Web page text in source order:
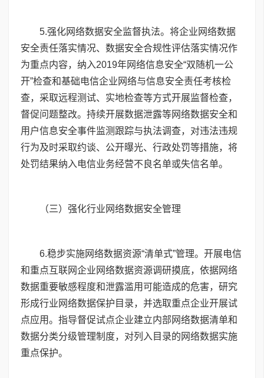
5.强化网络数据安全监督执法。将企业网络数据
安全责任落实情况、数据安全合规性评估落实情况作
为重点内容，纳入2019年网络信息安全“双随机一公
开”检查和基础电信企业网络与信息安全责任考核检
查，采取远程测试、实地检查等方式开展监督检查，
督促问题整改。持续开展数据泄露等网络数据安全和
用户信息安全事件监测跟踪与执法调查，对违法违规
行为及时采取约谈、公开曝光、行政处罚等措施，将
处罚结果纳入电信业务经营不良名单或失信名单。
（三）强化行业网络数据安全管理
6.稳步实施网络数据资源“清单式”管理。开展电信
和重点互联网企业网络数据资源调研摸底，依据网络
数据重要敏感程度和泄露滥用可能造成的危害，研究
形成行业网络数据保护目录，并选取重点企业开展试
点应用。指导督促试点企业建立内部网络数据清单和
数据分类分级管理制度，对列入目录的网络数据实施
重点保护。